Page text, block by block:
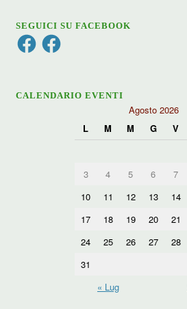
SEGUICI SU FACEBOOK
FacebookFacebook
CALENDARIO EVENTI
Agosto 2026
L
M M G V
3
4 5 6 7
10 11 12 13 14
17
18 19 20 21
24
25 26 27 28
31
« Lug